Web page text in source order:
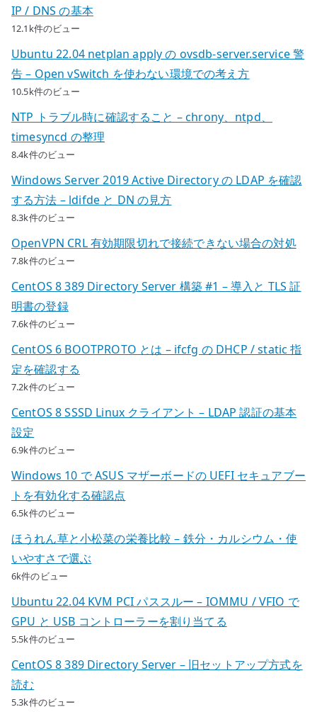
IP / DNS の基本
12.1k件のビュー
Ubuntu 22.04 netplan apply の ovsdb-server.service 警
告 – Open vSwitch を使わない環境での考え方
10.5k件のビュー
NTP トラブル時に確認すること – chrony、ntpd、
timesyncd の整理
8.4k件のビュー
Windows Server 2019 Active Directory の LDAP を確認
する方法 – ldifde と DN の見方
8.3k件のビュー
OpenVPN CRL 有効期限切れで接続できない場合の対処
7.8k件のビュー
CentOS 8 389 Directory Server 構築 #1 – 導入と TLS 証
明書の登録
7.6k件のビュー
CentOS 6 BOOTPROTO とは – ifcfg の DHCP / static 指
定を確認する
7.2k件のビュー
CentOS 8 SSSD Linux クライアント – LDAP 認証の基本
設定
6.9k件のビュー
Windows 10 で ASUS マザーボードの UEFI セキュアブー
トを有効化する確認点
6.5k件のビュー
ほうれん草と小松菜の栄養比較 – 鉄分・カルシウム・使
いやすさで選ぶ
6k件のビュー
Ubuntu 22.04 KVM PCI パススルー – IOMMU / VFIO で
GPU と USB コントローラーを割り当てる
5.5k件のビュー
CentOS 8 389 Directory Server – 旧セットアップ方式を
読む
5.3k件のビュー